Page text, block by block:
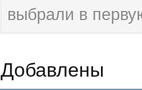
выбрали в
Добавлены